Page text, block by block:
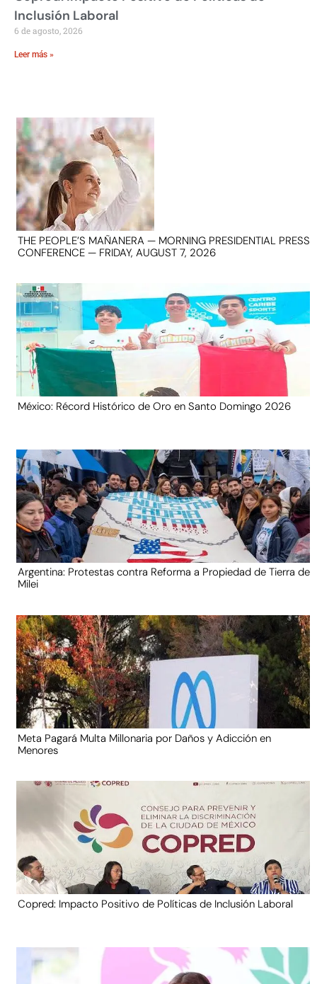
Inclusión Laboral
6 de agosto, 2026
Leer más »
THE PEOPLE’S MAÑANERA — MORNING PRESIDENTIAL PRESS
CONFERENCE — FRIDAY, AUGUST 7, 2026
México: Récord Histórico de Oro en Santo Domingo 2026
Argentina: Protestas contra Reforma a Propiedad de Tierra de
Milei
Meta Pagará Multa Millonaria por Daños y Adicción en
Menores
Copred: Impacto Positivo de Políticas de Inclusión Laboral